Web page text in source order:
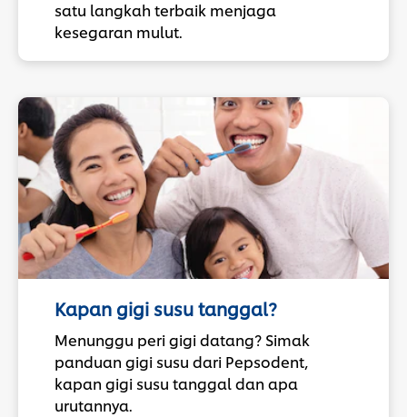
satu langkah terbaik menjaga
kesegaran mulut.
Kapan gigi susu tanggal?
Menunggu peri gigi datang? Simak
panduan gigi susu dari Pepsodent,
kapan gigi susu tanggal dan apa
urutannya.